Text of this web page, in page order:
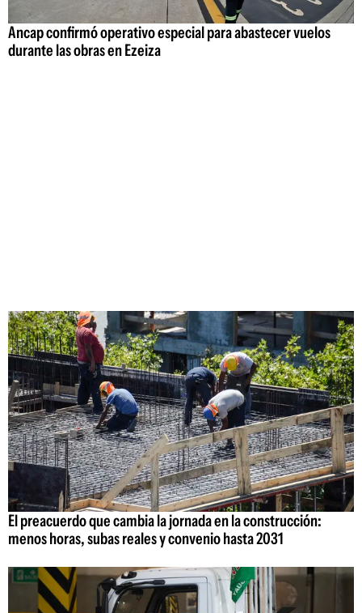
Ancap confirmó operativo especial para abastecer vuelos
durante las obras en Ezeiza
El preacuerdo que cambia la jornada en la construcción:
menos horas, subas reales y convenio hasta 2031